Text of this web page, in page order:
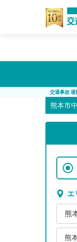
交通事故 通
熊本市
エ
熊
熊